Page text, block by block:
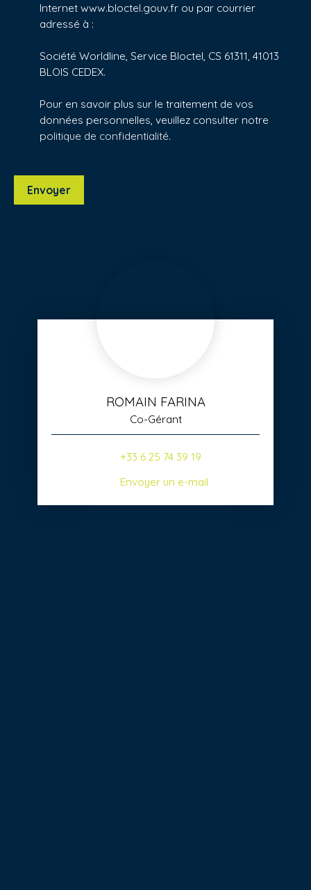
Internet www.bloctel.gouv.fr ou par courrier
adressé à :
Société Worldline, Service Bloctel, CS 61311, 41013
BLOIS CEDEX.
Pour en savoir plus sur le traitement de vos
données personnelles, veuillez consulter notre
politique de confidentialité.
Envoyer
ROMAIN FARINA
Co-Gérant
+33 6 25 74 39 19
Envoyer un e-mail